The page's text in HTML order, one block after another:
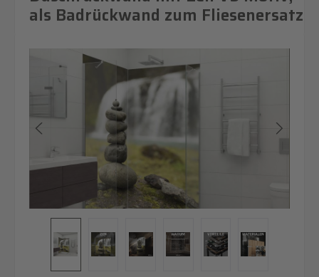
als Badrückwand zum Fliesenersatz
Bildergalerie überspringen